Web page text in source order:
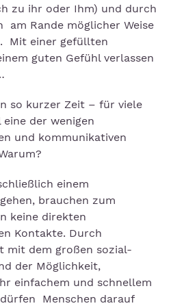
zu ihr oder Ihm) und durch
am Rande möglicher Weise
Mit einer gefüllten
guten Gefühl verlassen
so kurzer Zeit – für viele
der wenigen
und kommunikativen
einem
brauchen zum
keine direkten
Kontakte. Durch
mit dem großen sozial-
der Möglichkeit,
einfachem und schnellem
Menschen darauf